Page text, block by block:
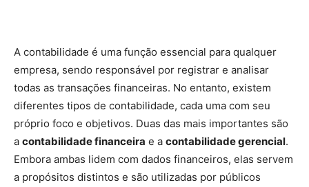
A contabilidade é uma função essencial para qualquer
empresa, sendo responsável por registrar e analisar
todas as transações financeiras. No entanto, existem
diferentes tipos de contabilidade, cada uma com seu
próprio foco e objetivos. Duas das mais importantes são
a contabilidade financeira e a contabilidade gerencial.
Embora ambas lidem com dados financeiros, elas servem
a propósitos distintos e são utilizadas por públicos